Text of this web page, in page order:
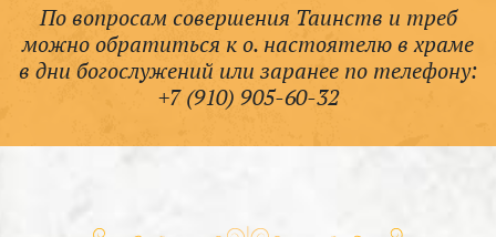
По вопросам совершения Таинств и треб
можно обратиться к о. настоятелю в храме
в дни богослужений или заранее по телефону:
+7 (910) 905-60-32